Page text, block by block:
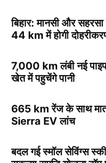
बिहार: मानसी और
44 km में होगी
7,000 km लंबी नई
खेत में पहुचेंगे पानी
665 km रेंज के साथ
Sierra EV लांच
बदल गई स्मॉल सेविंग्स